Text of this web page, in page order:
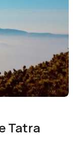
Tatra